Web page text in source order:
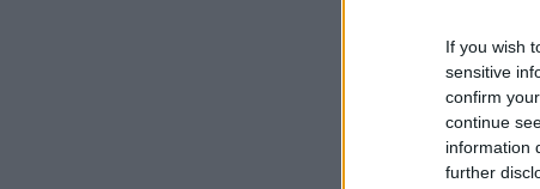
If you wish
sensitive
confirm
continue
information
further